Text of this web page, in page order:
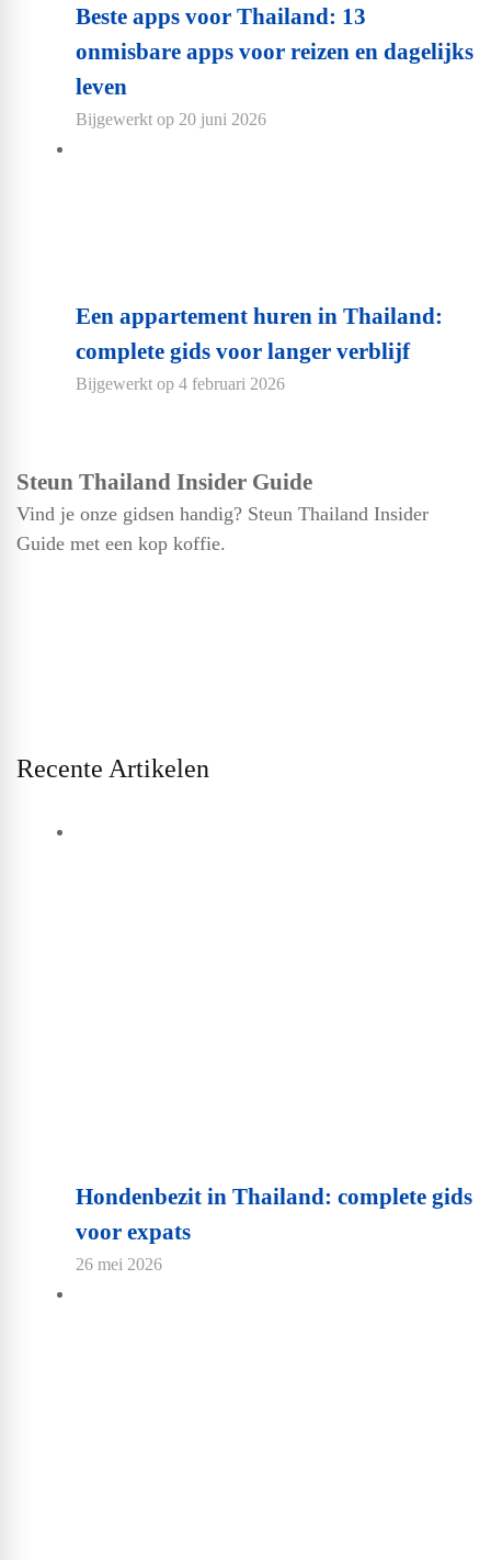
Beste apps voor Thailand: 13
onmisbare apps voor reizen en dagelijks
leven
Bijgewerkt op 20 juni 2026
Een appartement huren in Thailand:
complete gids voor langer verblijf
Bijgewerkt op 4 februari 2026
Steun Thailand Insider Guide
Vind je onze gidsen handig? Steun Thailand Insider
Guide met een kop koffie.
Recente Artikelen
Hondenbezit in Thailand: complete gids
voor expats
26 mei 2026